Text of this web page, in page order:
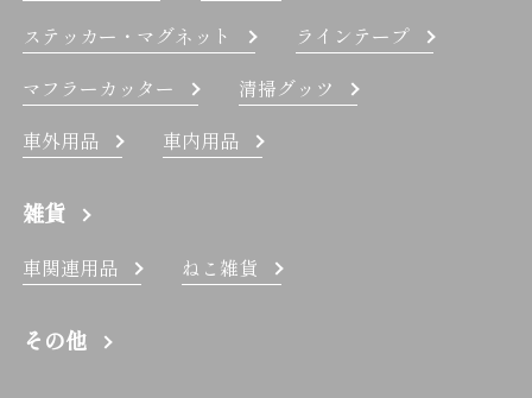
ステッカー・マグネット
ラインテープ
マフラーカッター
清掃グッツ
車外用品
車内用品
雑貨
車関連用品 ねこ雑貨
その他